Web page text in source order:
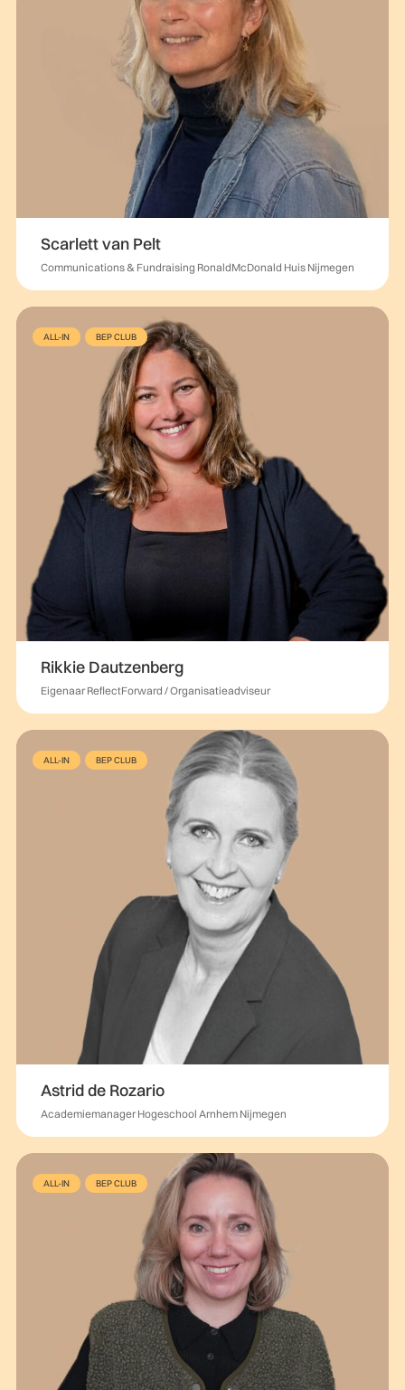
Scarlett van Pelt
Communications & Fundraising RonaldMcDonald Huis Nijmegen
ALL-IN BEP CLUB
Rikkie Dautzenberg
Eigenaar ReflectForward / Organisatieadviseur
ALL-IN BEP CLUB
Astrid de Rozario
Academiemanager Hogeschool Arnhem Nijmegen
ALL-IN BEP CLUB